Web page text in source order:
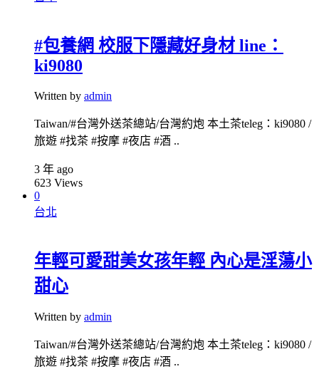
#包養網 校服下隱藏好身材 line：
ki9080
Written by admin
Taiwan/#台灣外送茶總站/台灣約炮 本土茶teleg：ki9080 /
旅遊 #找茶 #按摩 #夜店 #酒 ..
3 年 ago
623 Views
0
台北
年輕可愛甜美女孩年輕 內心是淫蕩小
甜心
Written by admin
Taiwan/#台灣外送茶總站/台灣約炮 本土茶teleg：ki9080 /
旅遊 #找茶 #按摩 #夜店 #酒 ..